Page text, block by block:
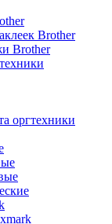
Brother
Brother
оргтехники